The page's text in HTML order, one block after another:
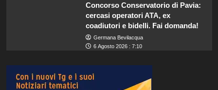
Concorso Conservatorio di Pavia:
cercasi operatori ATA, ex
coadiutori e bidelli. Fai domanda!
Germana Bevilacqua
6 Agosto 2026 : 7:10